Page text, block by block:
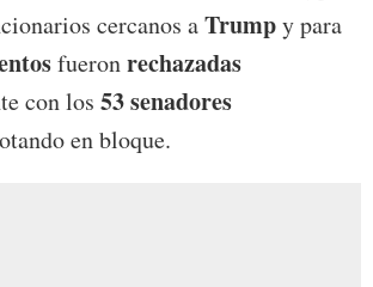
cercanos aTrumpy para
fueronrechazadas
con los 53 senadores
en bloque.